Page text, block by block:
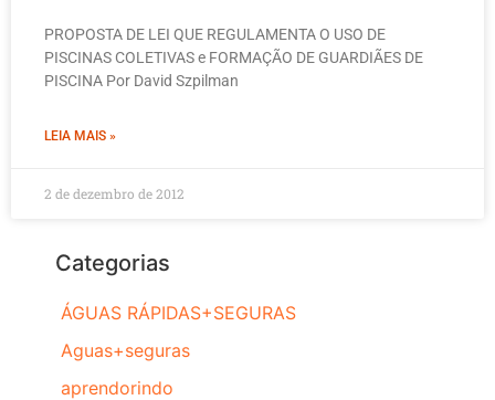
PROPOSTA DE LEI QUE REGULAMENTA O USO DE
PISCINAS COLETIVAS e FORMAÇÃO DE GUARDIÃES DE
PISCINA Por David Szpilman
LEIA MAIS »
2 de dezembro de 2012
Categorias
ÁGUAS RÁPIDAS+SEGURAS
Aguas+seguras
aprendorindo